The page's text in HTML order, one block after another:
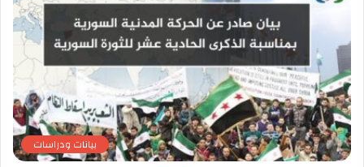
بيانات ودراسات